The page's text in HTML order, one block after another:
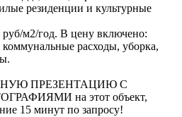
резиденции и культурные
м2/год. В цену включено:
коммунальные расходы, уборка,
ПРЕЗЕНТАЦИЮ С
на этот объект,
15 минут по запросу!